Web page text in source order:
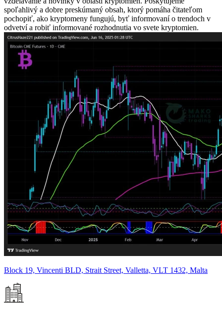
spoľahlivý a dobre preskúmaný obsah, ktorý pomáha čitateľom
pochopiť, ako kryptomeny fungujú, byť informovaní o trendoch v
odvetví a robiť informované rozhodnutia vo svete kryptomien.
Block 19, Vincenti BLD, Strait Street, Valletta, VLT 1432, Malta